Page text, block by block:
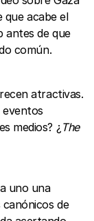
que acabe el
antes de que
común.
atractivas.
medios? ¿The
uno una
de